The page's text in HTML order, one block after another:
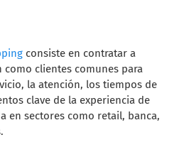
consiste en contratar a
como clientes comunes para
la atención, los tiempos de
clave de la experiencia de
en sectores como retail, banca,